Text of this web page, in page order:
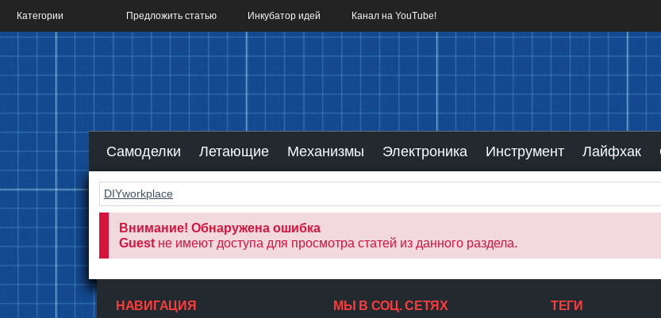
Категории Предложить статью Инкубатор идей Канал на YouTube!
Самоделки Летающие Механизмы Электроника Инструмент Лайфхак
DIYworkplace
Внимание! Обнаружена ошибка
Guest не имеют доступа для просмотра статей из данного раздела.
НАВИГАЦИЯ
МЫ В СОЦ. СЕТЯХ
ТЕГИ